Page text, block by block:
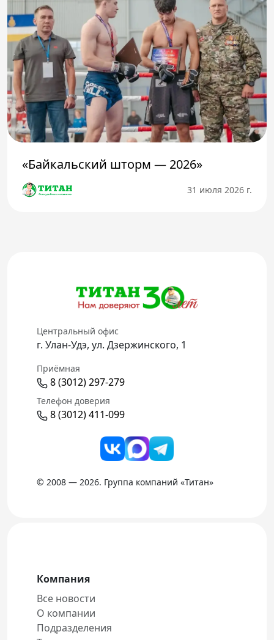
«Байкальский шторм — 2026»
31 июля 2026 г.
Центральный офис
г. Улан-Удэ, ул. Дзержинского, 1
Приёмная
8 (3012) 297-279
Телефон доверия
8 (3012) 411-099
© 2008 — 2026. Группа компаний «Титан»
Компания
Все новости
О компании
Подразделения